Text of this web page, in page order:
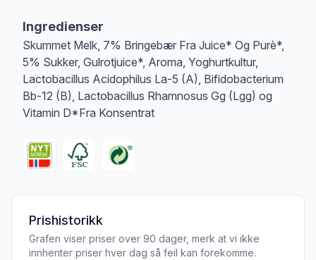
Ingredienser
Skummet Melk, 7% Bringebær Fra Juice* Og Purè*,
5% Sukker, Gulrotjuice*, Aroma, Yoghurtkultur,
Lactobacillus Acidophilus La-5 (A), Bifidobacterium
Bb-12 (B), Lactobacillus Rhamnosus Gg (Lgg) og
Vitamin D*Fra Konsentrat
Prishistorikk
Grafen viser priser over 90 dager, merk at vi ikke
innhenter priser hver dag så feil kan forekomme.